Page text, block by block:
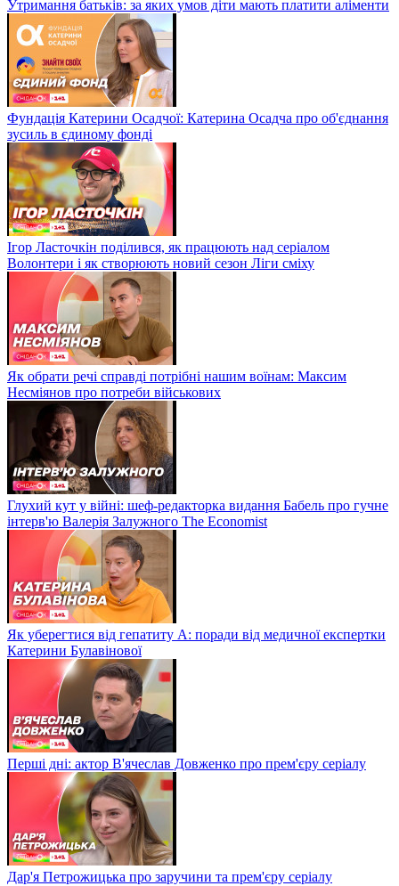
Утримання батьків: за яких умов діти мають платити аліменти
Фундація Катерини Осадчої: Катерина Осадча про об'єднання
зусиль в єдиному фонді
Ігор Ласточкін поділився, як працюють над серіалом
Волонтери і як створюють новий сезон Ліги сміху
Як обрати речі справді потрібні нашим воїнам: Максим
Несміянов про потреби військових
Глухий кут у війні: шеф-редакторка видання Бабель про гучне
інтерв'ю Валерія Залужного The Economist
Як уберегтися від гепатиту А: поради від медичної експертки
Катерини Булавінової
Перші дні: актор В'ячеслав Довженко про прем'єру серіалу
Дар'я Петрожицька про заручини та прем'єру серіалу